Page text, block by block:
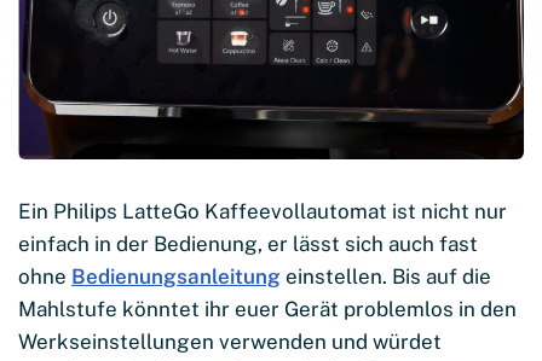
Ein Philips LatteGo Kaffeevollautomat ist nicht nur
einfach in der Bedienung, er lässt sich auch fast
ohne Bedienungsanleitung einstellen. Bis auf die
Mahlstufe könntet ihr euer Gerät problemlos in den
Werkseinstellungen verwenden und würdet